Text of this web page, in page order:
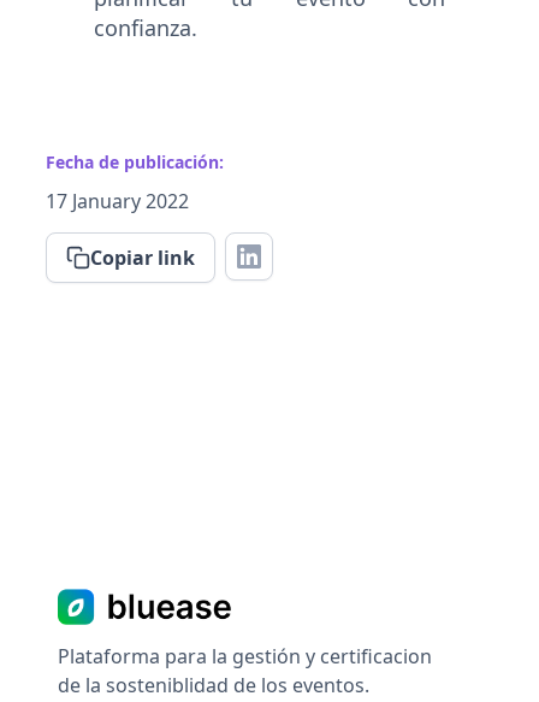
confianza.
Fecha de publicación:
17 January 2022
Copiar link
Plataforma para la gestión y certificacion
de la sosteniblidad de los eventos.